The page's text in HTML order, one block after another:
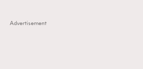
Advertisement